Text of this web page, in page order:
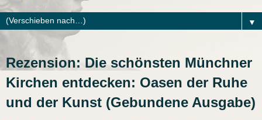
▼
Rezension: Die schönsten Münchner
Kirchen entdecken: Oasen der Ruhe
und der Kunst (Gebundene Ausgabe)